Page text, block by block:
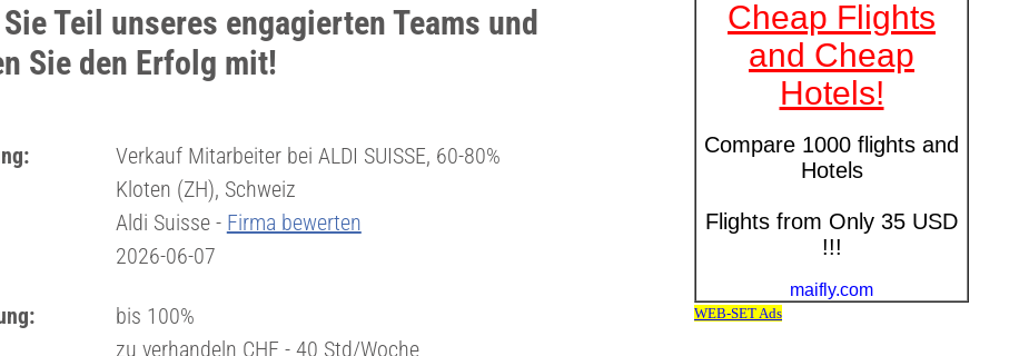
Teil unseres engagierten Teams und
Sie den Erfolg mit!
Verkauf Mitarbeiter bei ALDI SUISSE, 60-80%
Kloten (ZH), Schweiz
Aldi Suisse - Firma bewerten
2026-06-07
bis 100%
zu verhandeln CHF - 40 Std/Woche